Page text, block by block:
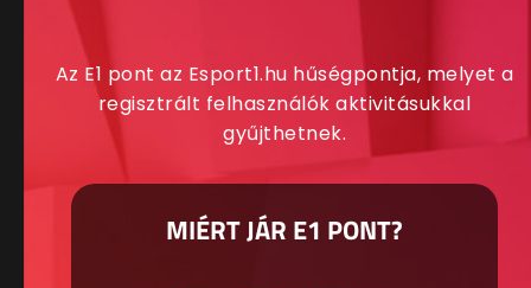
Az E1 pont az Esport1.hu hűségpontja, melyet a
regisztrált felhasználók aktivitásukkal
gyűjthetnek.
MIÉRT JÁR E1 PONT?